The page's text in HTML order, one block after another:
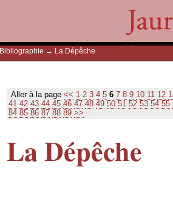
Bibliographie → La Dépêche
Aller à la page << 1 2 3 4 5 6 7 8 9 10 11 12
41 42 43 44 45 46 47 48 49 50 51 52 53 54 55
84 85 86 87 88 89 >>
La Dépêche